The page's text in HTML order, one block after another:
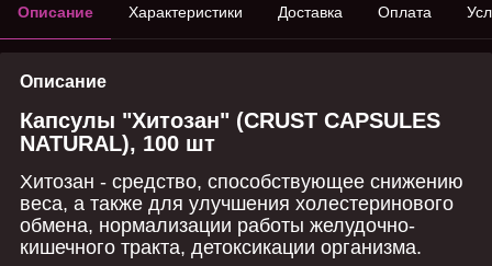
Описание Характеристики Доставка Оплата
Описание
Капсулы "Хитозан" (CRUST CAPSULES
NATURAL), 100 шт
Хитозан - средство, способствующее снижению
веса, а также для улучшения холестеринового
обмена, нормализации работы желудочно-
кишечного тракта, детоксикации организма.